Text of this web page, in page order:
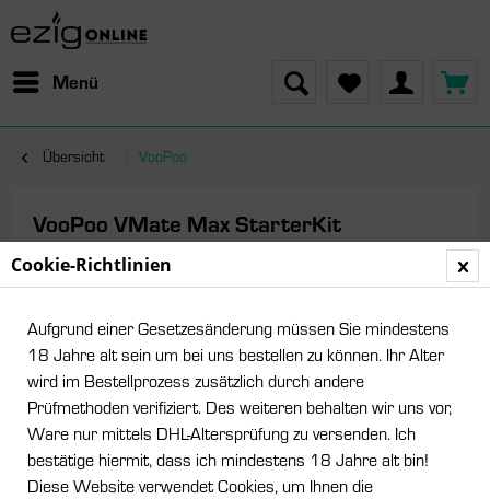
Menü
Übersicht VooPoo
VooPoo VMate Max StarterKit
Cookie-Richtlinien
Aufgrund einer Gesetzesänderung müssen Sie mindestens
18 Jahre alt sein um bei uns bestellen zu können. Ihr Alter
wird im Bestellprozess zusätzlich durch andere
Prüfmethoden verifiziert. Des weiteren behalten wir uns vor,
Ware nur mittels DHL-Altersprüfung zu versenden. Ich
bestätige hiermit, dass ich mindestens 18 Jahre alt bin!
Diese Website verwendet Cookies, um Ihnen die